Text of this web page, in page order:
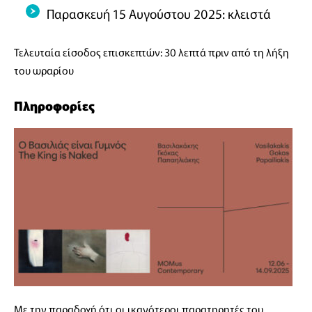
Παρασκευή 15 Αυγούστου 2025: κλειστά
Τελευταία είσοδος επισκεπτών: 30 λεπτά πριν από τη λήξη
του ωραρίου
Πληροφορίες
Με την παραδοχή ότι οι ικανότεροι παρατηρητές του